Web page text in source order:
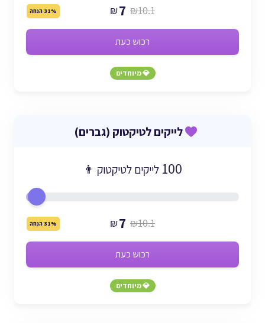
₪7 ₪10.1 31% הנחה
רכוש כעת
💎 מיוחדים
לייקים לטיקטוק (גברים)
100 לייקים לטיקטוק 👨
₪7 ₪10.1 31% הנחה
רכוש כעת
💎 מיוחדים